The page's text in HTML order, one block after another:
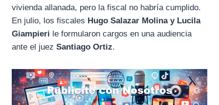
vivienda allanada, pero la fiscal no habría cumplido.
En julio, los fiscales Hugo Salazar Molina y Lucila
Giampieri le formularon cargos en una audiencia
ante el juez Santiago Ortiz.